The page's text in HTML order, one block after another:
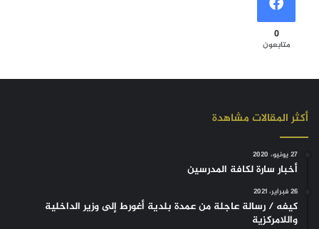
0
متابعون
أكثر المقالات مشاهدة
27 يونيو، 2020
أخبار سارة لكافة المدرسين
26 فبراير، 2021
كيفه / رسالة عاجلة من عمدة بلدية أغورط إلى وزير الداخلية
واللامركزية